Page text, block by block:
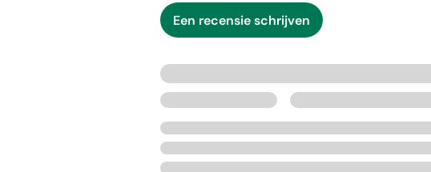
Een recensie schrijven